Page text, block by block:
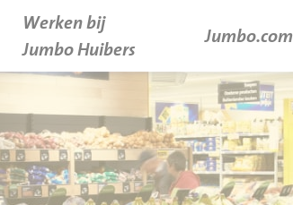
Werken bij
Jumbo Huibers
Jumbo.com